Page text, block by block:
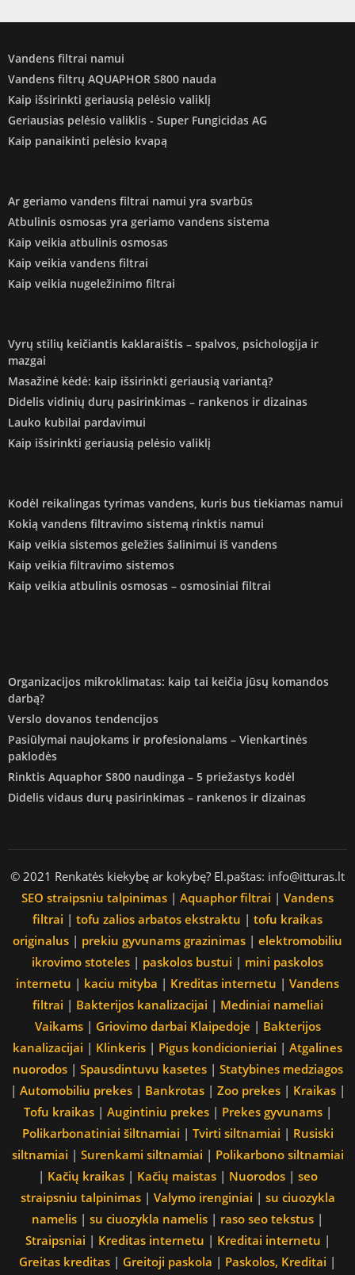
Vandens filtrai namui
Vandens filtrų AQUAPHOR S800 nauda
Kaip išsirinkti geriausią pelėsio valiklį
Geriausias pelėsio valiklis - Super Fungicidas AG
Kaip panaikinti pelėsio kvapą
Ar geriamo vandens filtrai namui yra svarbūs
Atbulinis osmosas yra geriamo vandens sistema
Kaip veikia atbulinis osmosas
Kaip veikia vandens filtrai
Kaip veikia nugeležinimo filtrai
Vyrų stilių keičiantis kaklaraištis – spalvos, psichologija ir
mazgai
Masažinė kėdė: kaip išsirinkti geriausią variantą?
Didelis vidinių durų pasirinkimas – rankenos ir dizainas
Lauko kubilai pardavimui
Kaip išsirinkti geriausią pelėsio valiklį
Kodėl reikalingas tyrimas vandens, kuris bus tiekiamas namui
Kokią vandens filtravimo sistemą rinktis namui
Kaip veikia sistemos geležies šalinimui iš vandens
Kaip veikia filtravimo sistemos
Kaip veikia atbulinis osmosas – osmosiniai filtrai
Organizacijos mikroklimatas: kaip tai keičia jūsų komandos
darbą?
Verslo dovanos tendencijos
Pasiūlymai naujokams ir profesionalams – Vienkartinės
paklodės
Rinktis Aquaphor S800 naudinga – 5 priežastys kodėl
Didelis vidaus durų pasirinkimas – rankenos ir dizainas
© 2021 Renkatės kiekybę ar kokybę? El.paštas: info@itturas.lt
SEO straipsniu talpinimas | Aquaphor filtrai | Vandens
filtrai | tofu zalios arbatos ekstraktu | tofu kraikas
originalus | prekiu gyvunams grazinimas | elektromobiliu
ikrovimo stoteles | paskolos bustui | mini paskolos
internetu | kaciu mityba | Kreditas internetu | Vandens
filtrai | Bakterijos kanalizacijai | Mediniai nameliai
Vaikams| Griovimo darbai Klaipedoje | Bakterijos
kanalizacijai | Klinkeris | Pigus kondicionieriai | Atgalines
nuorodos| Spausdintuvu kasetes| Statybines medziagos
| Automobiliu prekes| Bankrotas| Zoo prekes| Kraikas|
Tofu kraikas| Augintiniu prekes| Prekes gyvunams|
Polikarbonatiniai šiltnamiai | Tvirti siltnamiai | Rusiski
siltnamiai | Surenkami siltnamiai | Polikarbono siltnamiai
| Kačių kraikas| Kačių maistas| Nuorodos| seo
straipsniu talpinimas| Valymo irenginiai | su ciuozykla
namelis | su ciuozykla namelis | raso seo tekstus |
Straipsniai | Kreditas internetu | Kreditai internetu |
Greitas kreditas | Greitoji paskola | Paskolos, Kreditai |